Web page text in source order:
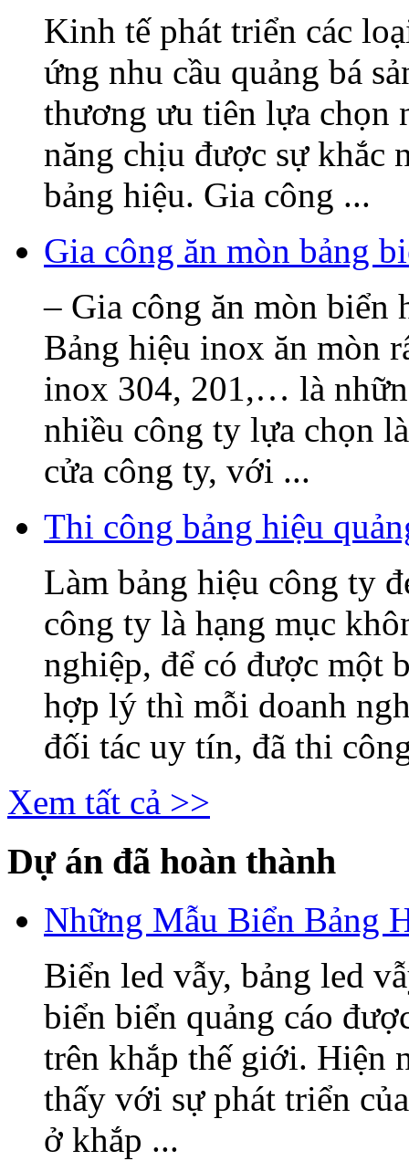
Kinh tế phát triển các
ứng nhu cầu quảng bá
thương ưu tiên lựa chọn
năng chịu được sự khắc
bảng hiệu. Gia công ...
Gia công ăn mòn bảng
– Gia công ăn mòn biển
Bảng hiệu inox ăn mòn
inox 304, 201,… là
nhiều công ty lựa chọn
cửa công ty, với ...
Thi công bảng hiệu
Làm bảng hiệu công ty
công ty là hạng mục
nghiệp, để có được một
hợp lý thì mỗi doanh
đối tác uy tín, đã thi
Xem tất cả >>
Dự án đã hoàn thành
Những Mẫu Biển Bảng
Biển led vẫy, bảng led
biển biển quảng cáo
trên khắp thế giới. Hiện
thấy với sự phát triển
ở khắp ...